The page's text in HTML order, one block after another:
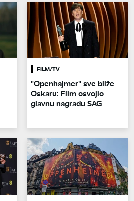
FILM/TV
"Openhajmer" sve bliže
Oskaru: Film osvojio
glavnu nagradu SAG